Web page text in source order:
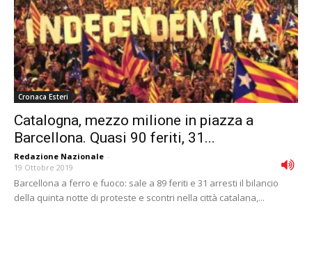
Cronaca Esteri
Catalogna, mezzo milione in piazza a
Barcellona. Quasi 90 feriti, 31...
Redazione Nazionale -
19 Ottobre 2019
Barcellona a ferro e fuoco: sale a 89 feriti e 31 arresti il bilancio
della quinta notte di proteste e scontri nella città catalana,...